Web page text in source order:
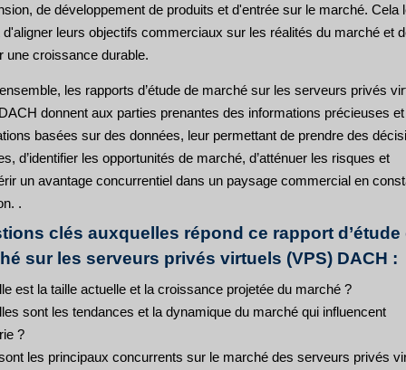
de développement de produits et d'entrée sur le marché. Cela
d'aligner leurs objectifs commerciaux sur les réalités du marché et
une croissance durable.
les rapports d’étude de marché sur les serveurs privés
donnent aux parties prenantes des informations précieuses
basées sur des données, leur permettant de prendre des
d’identifier les opportunités de marché, d’atténuer les risques et
un avantage concurrentiel dans un paysage commercial en
.
clés auxquelles répond ce rapport d’étude
sur les serveurs privés virtuels (VPS) DACH :
est la taille actuelle et la croissance projetée du marché ?
sont les tendances et la dynamique du marché qui influencent
?
les principaux concurrents sur le marché des serveurs privés